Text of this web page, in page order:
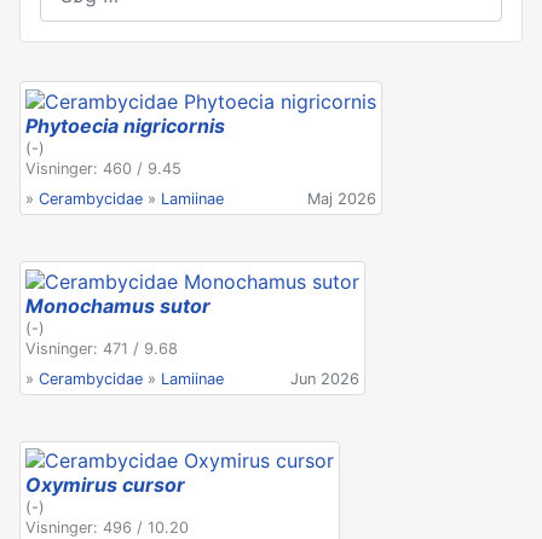
Phytoecia nigricornis
(-)
Visninger: 460 / 9.45
» Cerambycidae » Lamiinae Maj 2026
Monochamus sutor
(-)
Visninger: 471 / 9.68
» Cerambycidae » Lamiinae Jun 2026
Oxymirus cursor
(-)
Visninger: 496 / 10.20